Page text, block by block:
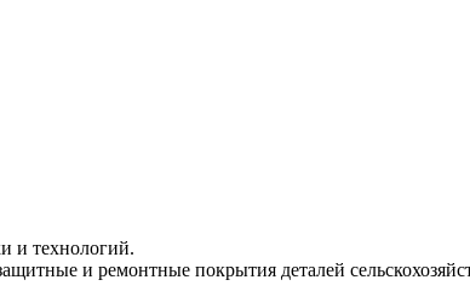
и технологий.
и ремонтные покрытия деталей